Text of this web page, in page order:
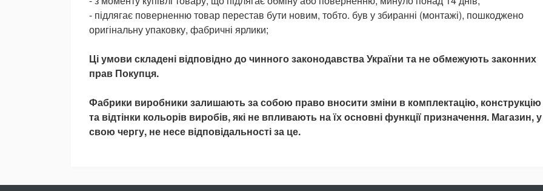
- підлягає поверненню товар перестав бути новим, тобто. був у збиранні (монтажі), пошкоджено
оригінальну упаковку, фабричні ярлики;
Ці умови складені відповідно до чинного законодавства України та не обмежують законних
прав Покупця.
Фабрики виробники залишають за собою право вносити зміни в комплектацію, конструкцію
та відтінки кольорів виробів, які не впливають на їх основні функції призначення. Магазин, у
свою чергу, не несе відповідальності за це.